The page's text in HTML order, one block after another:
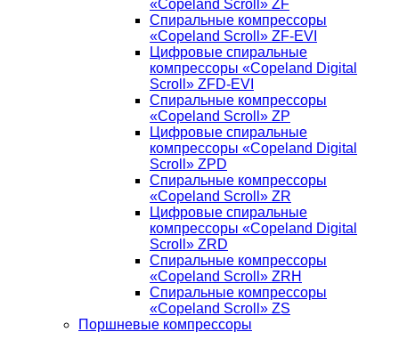
«Copeland Scroll» ZF
Спиральные компрессоры
«Copeland Scroll» ZF-EVI
Цифровые спиральные
компрессоры «Copeland Digital
Scroll» ZFD-EVI
Спиральные компрессоры
«Copeland Scroll» ZP
Цифровые спиральные
компрессоры «Copeland Digital
Scroll» ZPD
Спиральные компрессоры
«Copeland Scroll» ZR
Цифровые спиральные
компрессоры «Copeland Digital
Scroll» ZRD
Спиральные компрессоры
«Copeland Scroll» ZRH
Спиральные компрессоры
«Copeland Scroll» ZS
Поршневые компрессоры